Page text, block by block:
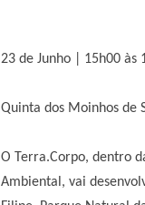
23 de Junho | 15h00 às
Quinta dos Moinhos de
O Terra.Corpo, dentro
Ambiental, vai